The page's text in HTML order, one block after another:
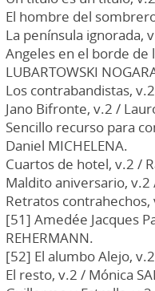
El hombre del
La península ignorada,
Angeles en el borde de
LUBARTOWSKI
Los contrabandistas,
Jano Bifronte, v.2 /
Sencillo recurso para
Daniel MICHELENA.
Cuartos de hotel, v.2 /
Maldito aniversario, v.2
Retratos contrahechos,
[51] Amedée Jacques
REHERMANN.
[52] El alumbo Alejo,
El resto, v.2 / Mónica